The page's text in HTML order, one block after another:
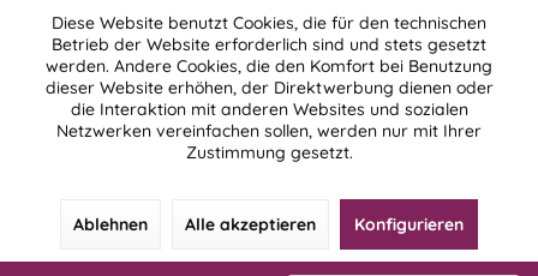
Diese Website benutzt Cookies, die für den technischen
Betrieb der Website erforderlich sind und stets gesetzt
werden. Andere Cookies, die den Komfort bei Benutzung
dieser Website erhöhen, der Direktwerbung dienen oder
die Interaktion mit anderen Websites und sozialen
Netzwerken vereinfachen sollen, werden nur mit Ihrer
Zustimmung gesetzt.
Ablehnen Alle akzeptieren Konfigurieren